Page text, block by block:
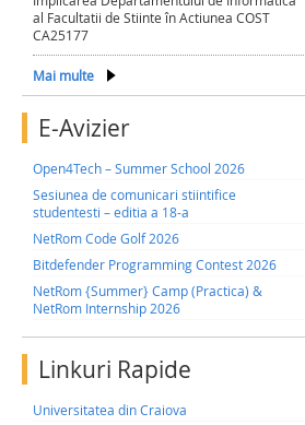
al Facultatii de Stiinte în Actiunea COST
CA25177
Mai multe
E-Avizier
Open4Tech – Summer School 2026
Sesiunea de comunicari stiintifice
studentesti – editia a 18-a
NetRom Code Golf 2026
Bitdefender Programming Contest 2026
NetRom {Summer} Camp (Practica) &
NetRom Internship 2026
Linkuri Rapide
Universitatea din Craiova